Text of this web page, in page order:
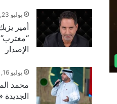
يوليو 23, 2026
أمير
الإصدار
يوليو 16, 2026
محمد
الجديدة